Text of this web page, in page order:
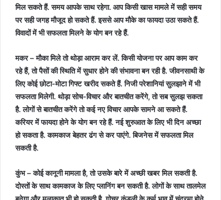
मिल सकते हैं. समय आपके साथ रहेगा. आप किसी खास मामले में सही समय
पर सही जगह मौजूद हो सकते हैं. इससे आप मौके का फायदा उठा सकते हैं.
विवादों में भी सफलता मिलने के योग बन रहे हैं.
मकर – मौका मिले तो थोड़ा आराम कर लें. किसी योजना पर आप काम कर
रहे हैं, तो पैसों की स्थिति में सुधार होने की संभावना बन रही है. जीवनसाथी के
लिए कोई छोटा-मोटा गिफ्ट खरीद सकते हैं. निजी परेशानियां सुलझाने में भी
सफलता मिलेगी. थोड़ा सोच-विचार और बातचीत करेंगे, तो सब सुलझ सकता
है. लोगों से बातचीत करेंगे तो कई नए विचार आपके सामने आ सकते हैं.
करियर में फायदा होने के योग बन रहे हैं. नई शुरुआत के लिए भी दिन अच्छा
हो सकता है. कामकाज बेहतर ढंग से कर पाएंगे. बिजनेस में सफलता मिल
सकती है.
कुंभ – कोई कानूनी मामला है, तो उसके बारे में अच्छी खबर मिल सकती है.
दोस्तों के साथ कामकाज के लिए प्लानिंग बन सकती है. लोगों के साथ तालमेल